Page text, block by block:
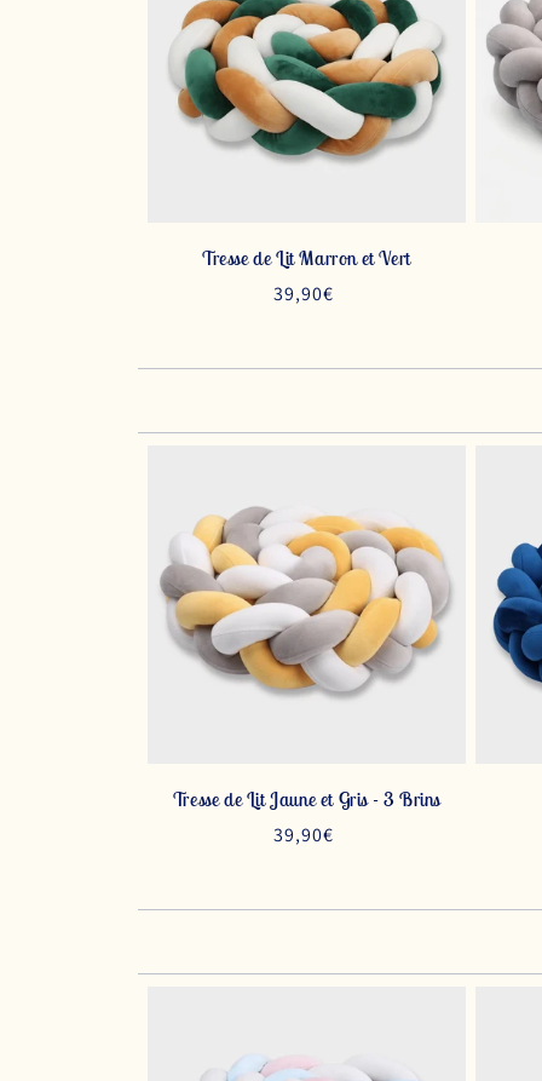
Tresse de Lit Marron et Vert
Prix
39,90€
Tresse de Lit Jaune et Gris - 3 Brins
Prix
39,90€